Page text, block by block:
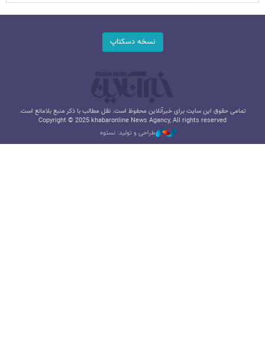
نسخه دسکتاپ
تمامی حقوق این سایت برای خبرآنلاین محفوظ است. نقل مطالب با ذکر منبع بلامانع است.
Copyright © 2025 khabaronline News Agancy, All rights reserved
طراحی و تولید: نستوه